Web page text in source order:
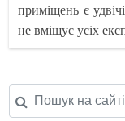
приміщень є
не вміщує усіх